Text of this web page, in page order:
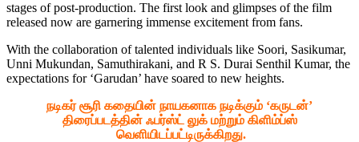
stages of post-production. The first look and glimpses of the film
released now are garnering immense excitement from fans.
With the collaboration of talented individuals like Soori, Sasikumar,
Unni Mukundan, Samuthirakani, and R S. Durai Senthil Kumar, the
expectations for ‘Garudan’ have soared to new heights.
நடிகர் சூரி கதையின் நாயகனாக நடிக்கும் ‘கருடன்’
திரைப்படத்தின் ஃபர்ஸ்ட் லுக் மற்றும் கிளிம்ப்ஸ்
வெளியிடப்பட்டிருக்கிறது.